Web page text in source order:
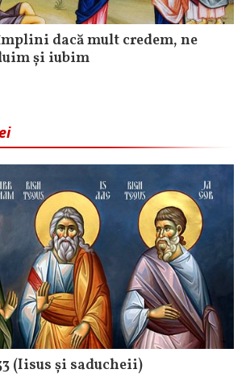
dacă mult credem, ne
și iubim
(Iisus și saducheii)